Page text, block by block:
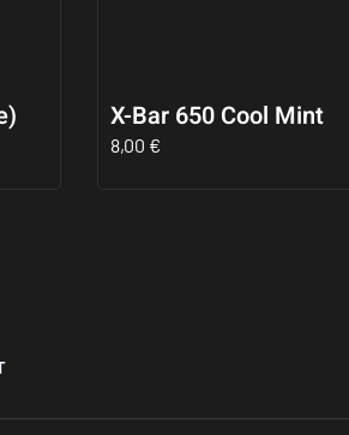
X-Bar 650 Cool Mint
8,00 €